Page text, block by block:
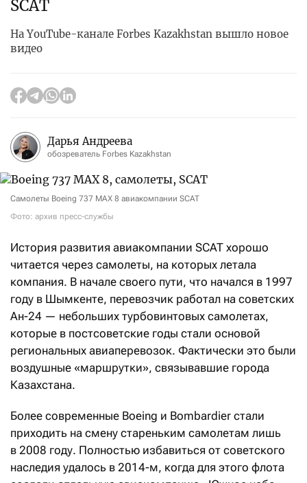
SCAT
На YouTube-канале Forbes Kazakhstan вышло новое
видео
Дарья Андреева
обозреватель Forbes Kazakhstan
Самолеты Boeing 737 MAX 8 авиакомпании SCAT
Фото: архив пресс-службы
История развития авиакомпании SCAT хорошо
читается через самолеты, на которых летала
компания. В начале своего пути, что начался в 1997
году в Шымкенте, перевозчик работал на советских
Ан-24 — небольших турбовинтовых самолетах,
которые в постсоветские годы стали основой
региональных авиаперевозок. Фактически это были
воздушные «маршрутки», связывавшие города
Казахстана.
Более современные Boeing и Bombardier стали
приходить на смену стареньким самолетам лишь
в 2008 году. Полностью избавиться от советского
наследия удалось в 2014-м, когда для этого флота